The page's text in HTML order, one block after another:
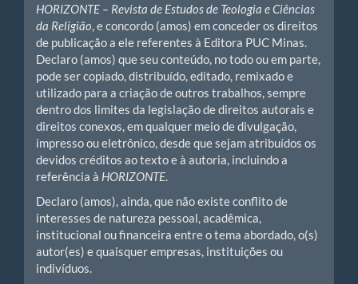
HORIZONTE – Revista de Estudos de Teologia e Ciências
da Religião, e concordo (amos) em conceder os direitos
de publicação a ele referentes à Editora PUC Minas.
Declaro (amos) que seu conteúdo, no todo ou em parte,
pode ser copiado, distribuído, editado, remixado e
utilizado para a criação de outros trabalhos, sempre
dentro dos limites da legislação de direitos autorais e
direitos conexos, em qualquer meio de divulgação,
impresso ou eletrônico, desde que sejam atribuídos os
devidos créditos ao texto e à autoria, incluindo a
referência à HORIZONTE.
Declaro (amos), ainda, que não existe conflito de
interesses de natureza pessoal, acadêmica,
institucional ou financeira entre o tema abordado, o(s)
autor(es) e quaisquer empresas, instituições ou
indivíduos.